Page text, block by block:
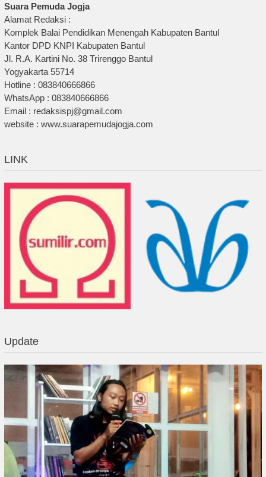
Suara Pemuda Jogja
Alamat Redaksi :
Komplek Balai Pendidikan Menengah Kabupaten Bantul
Kantor DPD KNPI Kabupaten Bantul
Jl. R.A. Kartini No. 38 Trirenggo Bantul
Yogyakarta 55714
Hotline : 083840666866
WhatsApp : 083840666866
Email : redaksispj@gmail.com
website : www.suarapemudajogja.com
LINK
Update